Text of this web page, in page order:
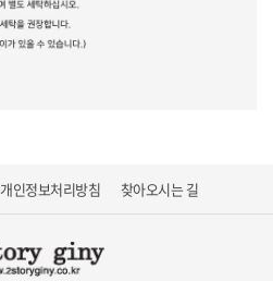
개인정보처리방침 찾아오시는 길